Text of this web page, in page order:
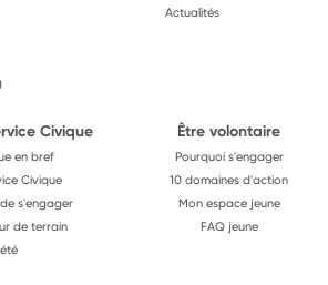
Actualités
Civique
en bref
Civique
s'engager
de terrain
Être volontaire
Pourquoi s'engager
10 domaines d'action
Mon espace jeune
FAQ jeune